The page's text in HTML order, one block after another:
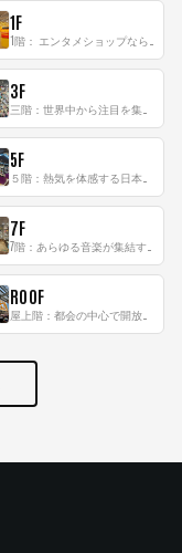
1F
3F
5F
7F
ROOF